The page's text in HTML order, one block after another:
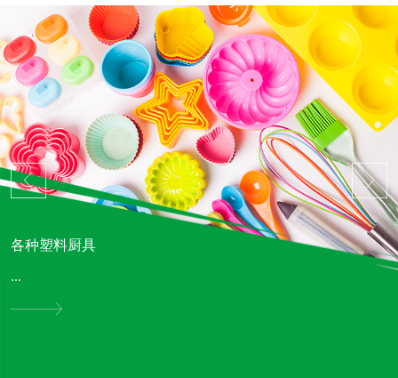
各种塑料厨具
...